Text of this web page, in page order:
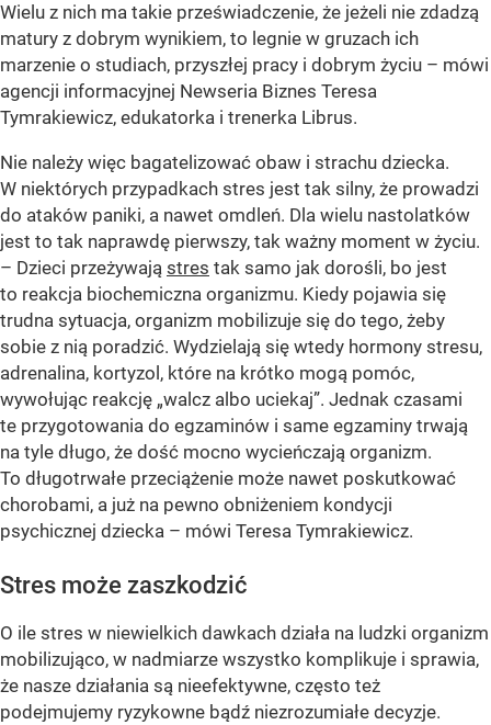
Wielu z nich ma takie przeświadczenie, że jeżeli nie zdadzą
matury z dobrym wynikiem, to legnie w gruzach ich
marzenie o studiach, przyszłej pracy i dobrym życiu – mówi
agencji informacyjnej Newseria Biznes Teresa
Tymrakiewicz, edukatorka i trenerka Librus.
Nie należy więc bagatelizować obaw i strachu dziecka.
W niektórych przypadkach stres jest tak silny, że prowadzi
do ataków paniki, a nawet omdleń. Dla wielu nastolatków
jest to tak naprawdę pierwszy, tak ważny moment w życiu.
– Dzieci przeżywają stres tak samo jak dorośli, bo jest
to reakcja biochemiczna organizmu. Kiedy pojawia się
trudna sytuacja, organizm mobilizuje się do tego, żeby
sobie z nią poradzić. Wydzielają się wtedy hormony stresu,
adrenalina, kortyzol, które na krótko mogą pomóc,
wywołując reakcję „walcz albo uciekaj”. Jednak czasami
te przygotowania do egzaminów i same egzaminy trwają
na tyle długo, że dość mocno wycieńczają organizm.
To długotrwałe przeciążenie może nawet poskutkować
chorobami, a już na pewno obniżeniem kondycji
psychicznej dziecka – mówi Teresa Tymrakiewicz.
Stres może zaszkodzić
O ile stres w niewielkich dawkach działa na ludzki organizm
mobilizująco, w nadmiarze wszystko komplikuje i sprawia,
że nasze działania są nieefektywne, często też
podejmujemy ryzykowne bądź niezrozumiałe decyzje.